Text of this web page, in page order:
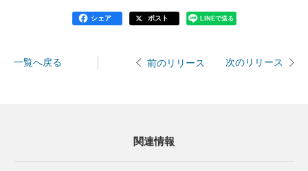
シェア ポスト LINEで送る
一覧へ戻る 前のリリース 次のリリース
関連情報